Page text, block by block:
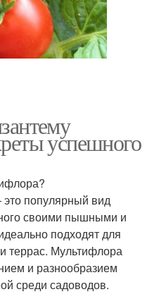
успешного
популярный вид
своими пышными и
подходят для
террас. Мультифлора
и разнообразием
среди садоводов.